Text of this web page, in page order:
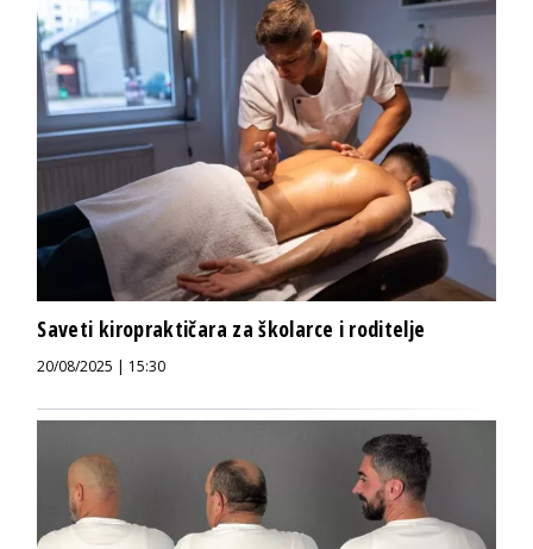
Saveti kiropraktičara za školarce i roditelje
20/08/2025 | 15:30